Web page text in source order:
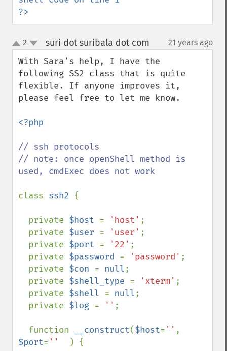
?>
up
down
2 suri dot suribala dot com 21 years ago
With Sara's help, I have the
following SS2 class that is quite
flexible. If anyone improves it,
please feel free to let me know.
<?php
// ssh protocols
// note: once openShell method is
used, cmdExec does not work
class ssh2 {
  private
$host = 'host' ;
  private
$user = 'user' ;
  private
$port = '22' ;
  private
$password = 'password' ;
  private
$con = null;
  private
$shell_type = 'xterm' ;
  private
$shell = null;
  private
$log = '' ;
  function
__construct($host= ''
$port= '' ) {